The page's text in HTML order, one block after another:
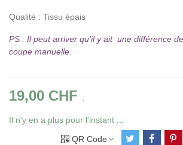
Qualité : Tissu épais
PS : Il peut arriver qu'il y ait une différence
coupe manuelle.
19,00 CHF
Il n'y en a plus pour l'instant ...
QR Code